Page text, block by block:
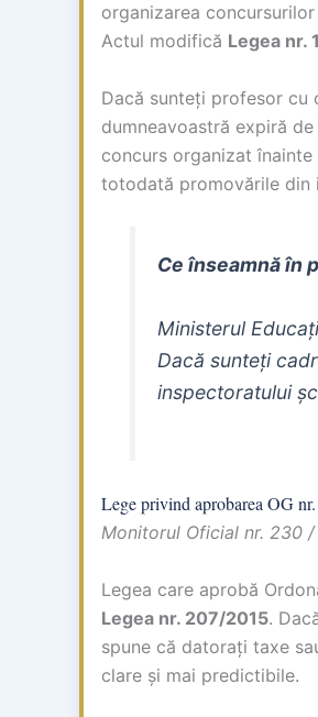
organizarea
Actul modifică Legea nr.
Dacă sunteți profesor cu
dumneavoastră expiră
concurs organizat
totodată promovările din
Ce înseamnă în
Ministerul
Dacă sunteți
inspectoratului
Lege privind aprobarea OG
Monitorul Oficial nr. 230
Legea care aprobă
Legea nr. 207/2015.
spune că datorați taxe
clare și mai predictibile.